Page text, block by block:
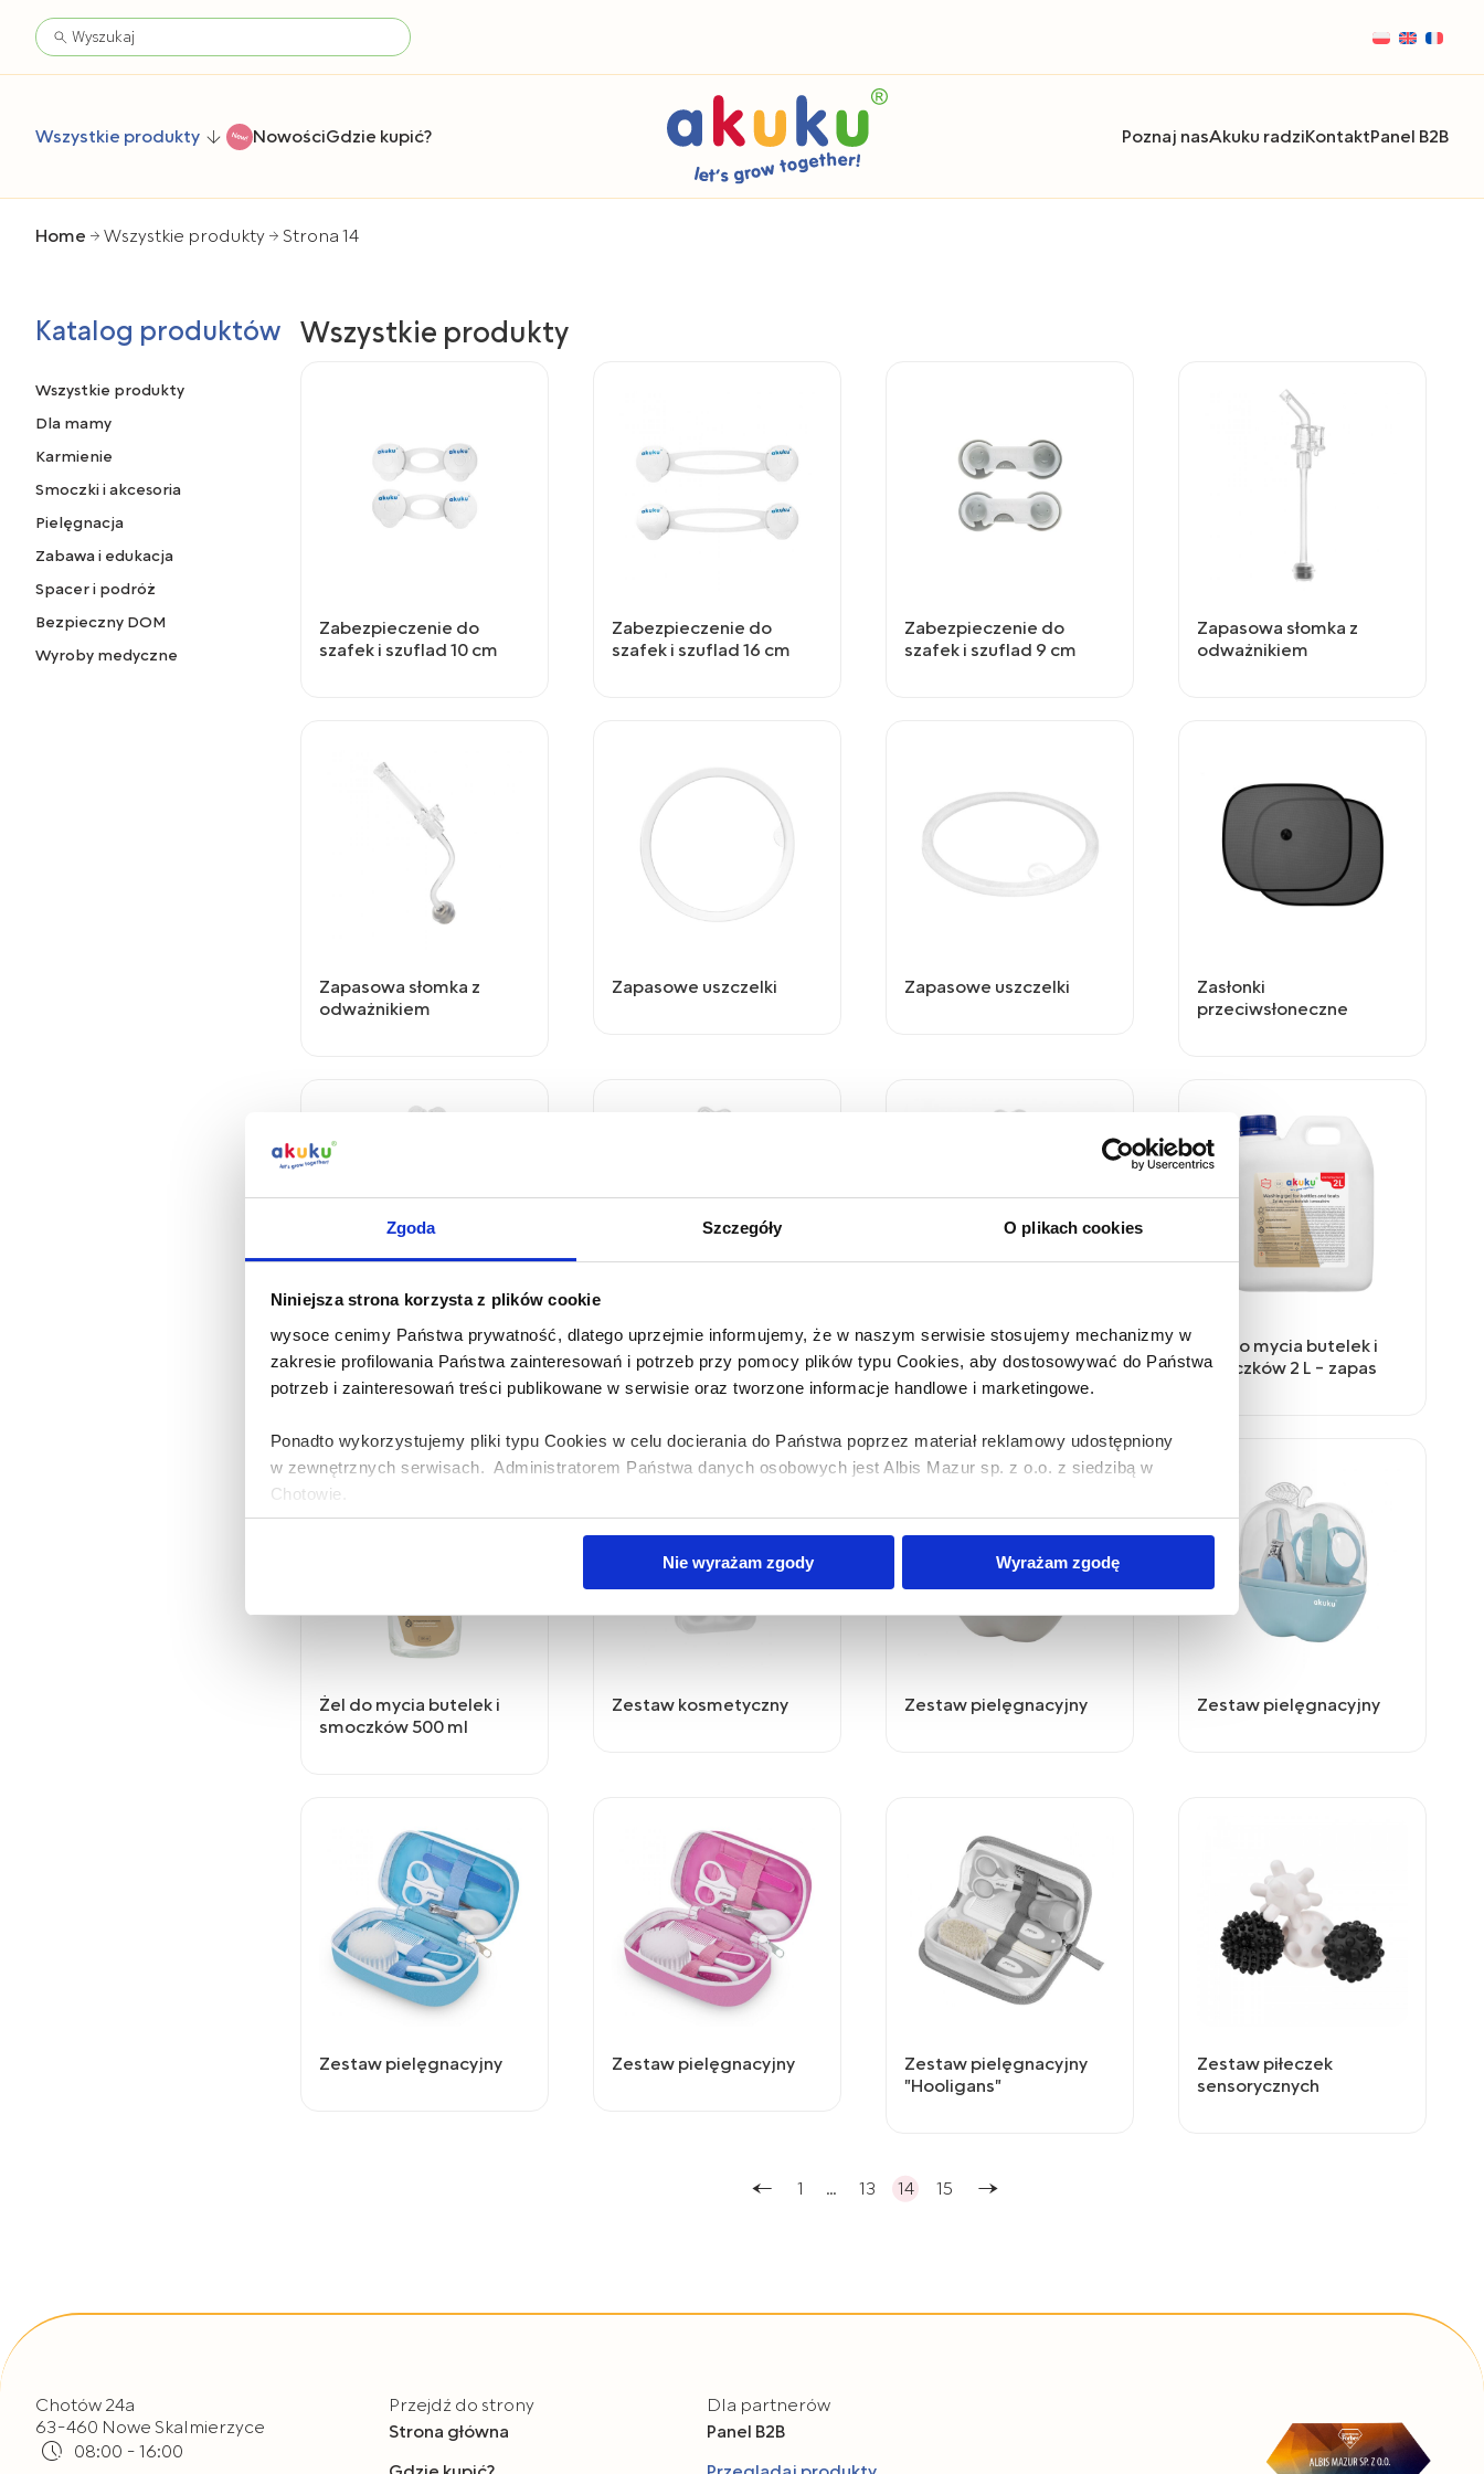
Zgoda Szczegóły O plikach cookies
Niniejsza strona korzysta z plików cookie
wysoce cenimy Państwa prywatność, dlatego uprzejmie informujemy, że w naszym serwisie stosujemy mechanizmy w
zakresie profilowania Państwa zainteresowań i potrzeb przy pomocy plików typu Cookies, aby dostosowywać do Państwa
potrzeb i zainteresowań treści publikowane w serwisie oraz tworzone informacje handlowe i marketingowe.
Ponadto wykorzystujemy pliki typu Cookies w celu docierania do Państwa poprzez materiał reklamowy udostępniony
w zewnętrznych serwisach. Administratorem Państwa danych osobowych jest Albis Mazur sp. z o.o. z siedzibą w
Chotowie.
urządzeniach informacji oraz uzyskiwania dostępu do tych informacji oraz zasady przetwarzania Państwa danych
Jeżeli wyrażają Państwo zgodę na przetwarzanie Państwa danych w powyższych celach, prosimy poniżej o wybór opcji
plików typu Cookies, prosimy o wybór opcji „Nie wyrażam zgody”.
Nie wyrażam zgody Wyrażam zgodę
Wszystkie produkty NowościGdzie kupić? Poznaj nasAkuku radziKontaktPanel B2B
Home Wszystkie produkty Strona 14
Katalog produktów
Wszystkie produkty
Dla mamy
Karmienie
Smoczki i akcesoria
Pielęgnacja
Zabawa i edukacja
Spacer i podróż
Bezpieczny DOM
Wyroby medyczne
Wszystkie produkty
Zabezpieczenie do
szafek i szuflad 10 cm
Zabezpieczenie do
szafek i szuflad 16 cm
Zabezpieczenie do
szafek i szuflad 9 cm
Zapasowa słomka z
odważnikiem
Zapasowa słomka z
odważnikiem
Zapasowe uszczelki Zapasowe uszczelki
Zasłonki
przeciwsłoneczne
Zawieszka pluszowa Zawieszka pluszowa Zawieszka pluszowa
Żel do mycia butelek i
smoczków 2 L - zapas
Żel do mycia butelek i
smoczków 500 ml
Zestaw kosmetyczny Zestaw pielęgnacyjny Zestaw pielęgnacyjny
Zestaw pielęgnacyjny Zestaw pielęgnacyjny
Zestaw pielęgnacyjny
"Hooligans"
Zestaw piłeczek
sensorycznych
1 … 13 14 15
Chotów 24a
63-460 Nowe Skalmierzyce
08:00 - 16:00
Przejdź do strony
Strona główna
Dla partnerów
Panel B2B